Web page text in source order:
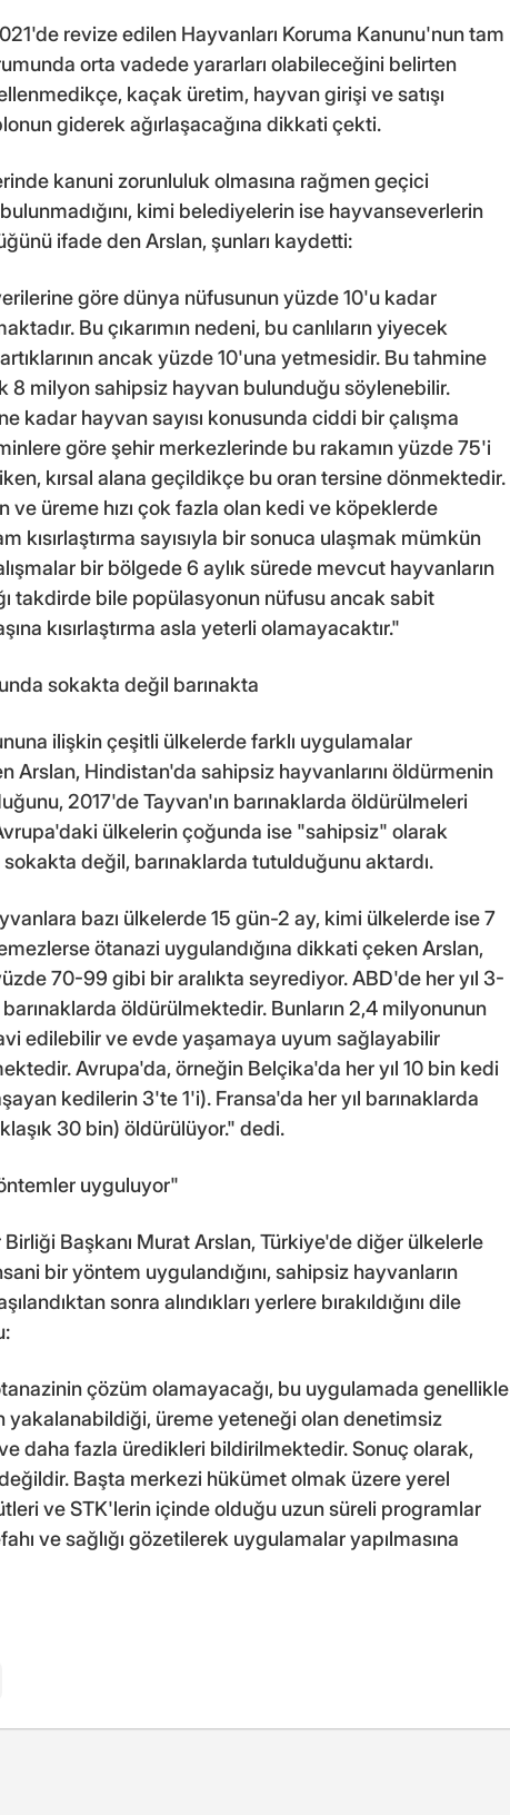
revize edilen Hayvanları Koruma Kanunu'nun tam
orta vadede yararları olabileceğini belirten
kaçak üretim, hayvan girişi ve satışı
giderek ağırlaşacağına dikkati çekti.
kanuni zorunluluk olmasına rağmen geçici
kimi belediyelerin ise hayvanseverlerin
ifade den Arslan, şunları kaydetti:
göre dünya nüfusunun yüzde 10'u kadar
Bu çıkarımın nedeni, bu canlıların yiyecek
ancak yüzde 10'una yetmesidir. Bu tahmine
8 milyon sahipsiz hayvan bulunduğu söylenebilir.
kadar hayvan sayısı konusunda ciddi bir çalışma
göre şehir merkezlerinde bu rakamın yüzde 75'i
kırsal alana geçildikçe bu oran tersine dönmektedir.
ve üreme hızı çok fazla olan kedi ve köpeklerde
kısırlaştırma sayısıyla bir sonuca ulaşmak mümkün
bir bölgede 6 aylık sürede mevcut hayvanların
takdirde bile popülasyonun nüfusu ancak sabit
kısırlaştırma asla yeterli olamayacaktır."
sokakta değil barınakta
ilişkin çeşitli ülkelerde farklı uygulamalar
Arslan, Hindistan'da sahipsiz hayvanlarını öldürmenin
2017'de Tayvan'ın barınaklarda öldürülmeleri
ülkelerin çoğunda ise "sahipsiz" olarak
sokakta değil, barınaklarda tutulduğunu aktardı.
bazı ülkelerde 15 gün-2 ay, kimi ülkelerde ise 7
ötanazi uygulandığına dikkati çeken Arslan,
70-99 gibi bir aralıkta seyrediyor. ABD'de her yıl 3-
öldürülmektedir. Bunların 2,4 milyonunun
edilebilir ve evde yaşamaya uyum sağlayabilir
Avrupa'da, örneğin Belçika'da her yıl 10 bin kedi
kedilerin 3'te 1'i). Fransa'da her yıl barınaklarda
30 bin) öldürülüyor." dedi.
uyguluyor"
Başkanı Murat Arslan, Türkiye'de diğer ülkelerle
bir yöntem uygulandığını, sahipsiz hayvanların
sonra alındıkları yerlere bırakıldığını dile
çözüm olamayacağı, bu uygulamada genellikle
yakalanabildiği, üreme yeteneği olan denetimsiz
ve daha fazla üredikleri bildirilmektedir. Sonuç olarak,
Başta merkezi hükümet olmak üzere yerel
ve STK'lerin içinde olduğu uzun süreli programlar
ve sağlığı gözetilerek uygulamalar yapılmasına